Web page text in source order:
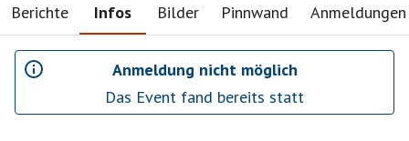
Berichte Infos Bilder Pinnwand Anmeldungen
Anmeldung nicht möglich
Das Event fand bereits statt